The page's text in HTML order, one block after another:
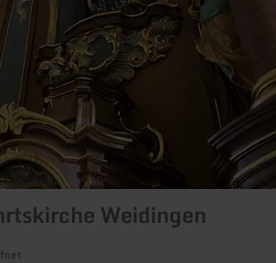
Weidingen